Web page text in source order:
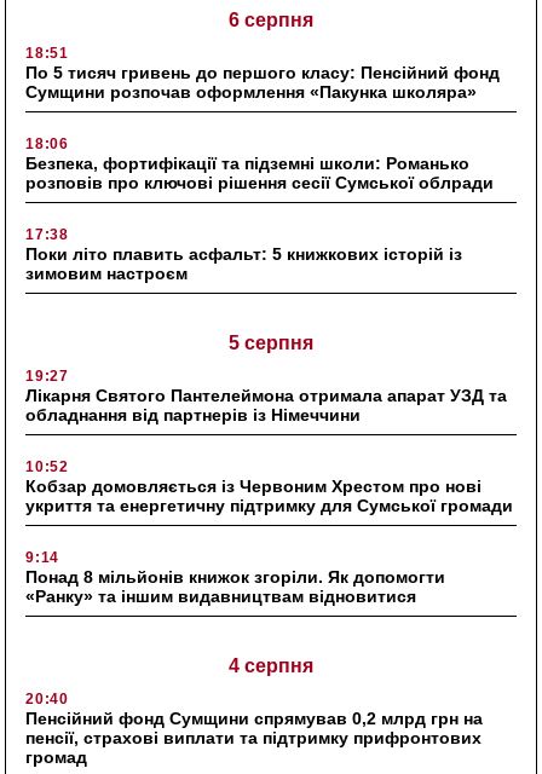
6 серпня
18:51
По 5 тисяч гривень до першого класу: Пенсійний фонд
Сумщини розпочав оформлення «Пакунка школяра»
18:06
Безпека, фортифікації та підземні школи: Романько
розповів про ключові рішення сесії Сумської облради
17:38
Поки літо плавить асфальт: 5 книжкових історій із
зимовим настроєм
5 серпня
19:27
Лікарня Святого Пантелеймона отримала апарат УЗД та
обладнання від партнерів із Німеччини
10:52
Кобзар домовляється із Червоним Хрестом про нові
укриття та енергетичну підтримку для Сумської громади
9:14
Понад 8 мільйонів книжок згоріли. Як допомогти
«Ранку» та іншим видавництвам відновитися
4 серпня
20:40
Пенсійний фонд Сумщини спрямував 0,2 млрд грн на
пенсії, страхові виплати та підтримку прифронтових
громад